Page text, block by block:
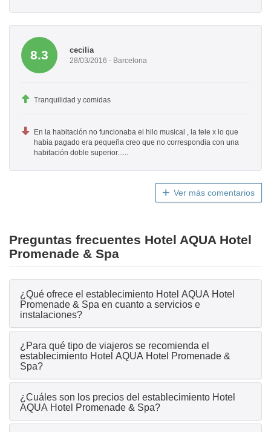
8.3 cecilia
28/03/2016 - Barcelona
Tranquilidad y comidas
En la habitación no funcionaba el hilo musical , la tele x lo que
habia pagado era pequeña creo que no correspondia con una
habitación doble superior......
Ver más comentarios
Preguntas frecuentes Hotel AQUA Hotel
Promenade & Spa
¿Qué ofrece el establecimiento Hotel AQUA Hotel
Promenade & Spa en cuanto a servicios e
instalaciones?
¿Para qué tipo de viajeros se recomienda el
establecimiento Hotel AQUA Hotel Promenade &
Spa?
¿Cuáles son los precios del establecimiento Hotel
AQUA Hotel Promenade & Spa?